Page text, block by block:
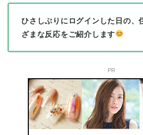
ひさしぶりにログインした日の、
ざまな反応をご紹介します
PR